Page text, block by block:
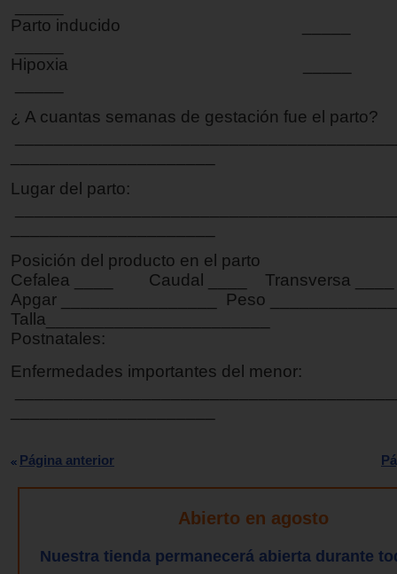
Parto inducido
Hipoxia
¿ A cuantas semanas de gestación fue el parto?
Lugar del parto:
Posición del producto en el parto
Cefalea ____ Caudal ____ Transversa ____
Apgar ________________ Peso
Talla_______________________
Postnatales:
Enfermedades importantes del menor:
Página anterior
Abierto en agosto
Nuestra tienda permanecerá abierta durante